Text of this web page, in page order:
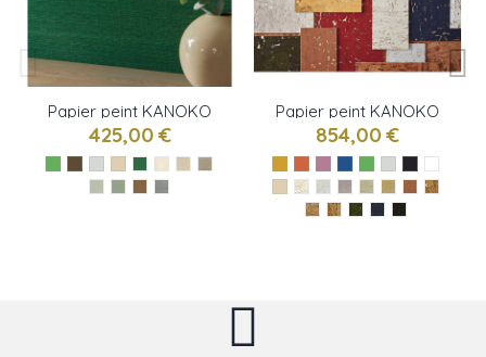
Papier peint KANOKO
GRASSCLOTH de
Osborne & little
425,00 €
Papier peint KANOKO
CORK de Osborne &
little
854,00 €